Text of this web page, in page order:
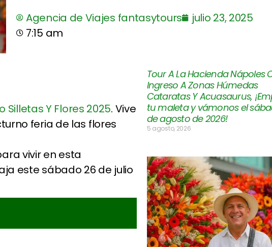
Agencia de Viajes fantasytours
julio 23, 2025
7:15 am
Silletas Y Flores 2025. Vive
feria de las flores
vivir en esta
este sábado 26 de julio
Tour A La Hacienda Nápoles
Ingreso A Zonas Húmedas
Cataratas Y Acuasaurus,
tu maleta y vámonos el
de agosto de 2026!
5 agosto, 2026